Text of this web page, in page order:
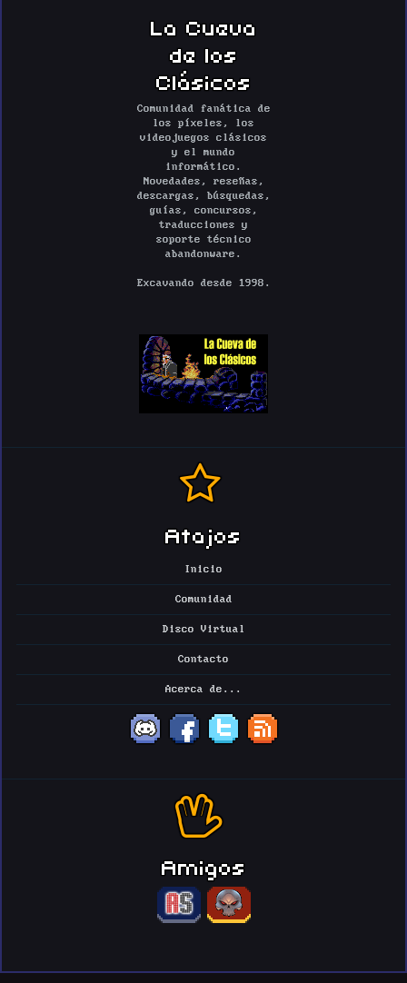
La Cueva
de los
Clásicos
Comunidad fanática de
los píxeles, los
videojuegos clásicos
y el mundo
informático.
Novedades, reseñas,
descargas, búsquedas,
guías, concursos,
traducciones y
soporte técnico
abandonware.
Excavando desde 1998.
Atajos
Inicio
Comunidad
Disco Virtual
Contacto
Acerca de...
Amigos